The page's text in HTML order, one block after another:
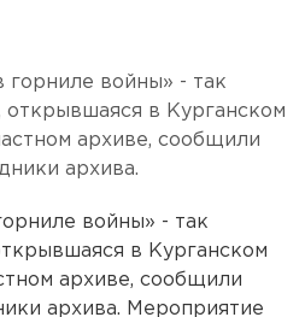
горниле войны» - так
открывшаяся в Курганском
архиве, сообщили
архива.
войны» - так
в Курганском
архиве, сообщили
архива. Мероприятие